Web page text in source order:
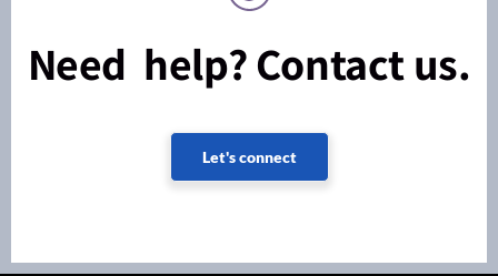
Need help? Contact us.
Let's connect